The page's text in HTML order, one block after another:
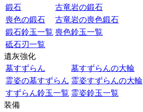
鍛石
古竜岩の鍛石
喪色の鍛石
古竜岩の喪色鍛石
鍛石鈴玉一覧 喪色鈴玉一覧
砥石刃一覧
遺灰強化
墓すずらん
墓すずらんの大輪
霊姿の墓すずらん 霊姿すずらんの大輪
すずらん鈴玉一覧 霊姿鈴玉一覧
装備